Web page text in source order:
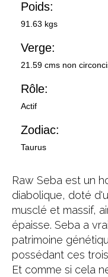
Poids:
91.63 kgs
Verge:
21.59 cms non
Rôle:
Actif
Zodiac:
Taurus
Raw Seba est un
diabolique, doté
musclé et massif,
épaisse. Seba a
patrimoine
possédant ces
Et comme si cela